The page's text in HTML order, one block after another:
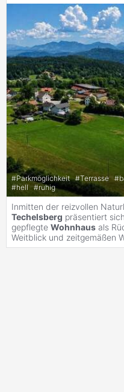
#Parkmöglichkeit #Terrasse #
#hell #ruhig
Inmitten der reizvollen
Techelsberg präsentiert
gepflegte Wohnhaus als
Weitblick und zeitgemäßen